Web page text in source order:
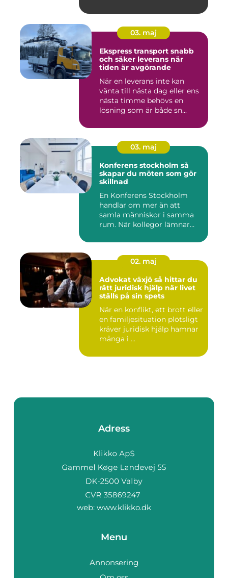
03. maj
Ekspress transport snabb
och säker leverans när
tiden är avgörande
När en leverans inte kan
vänta till nästa dag eller ens
nästa timme behövs en
lösning som är både sn...
03. maj
Konferens stockholm så
skapar du möten som gör
skillnad
En Konferens Stockholm
handlar om mer än att
samla människor i samma
rum. När kollegor lämnar
02. maj
Advokat växjö så hittar du
rätt juridisk hjälp när livet
ställs på sin spets
När en konflikt, ett brott eller
en familjesituation plötsligt
kräver juridisk hjälp hamnar
många i ...
Adress
web: www.klikko.dk
Menu
Annonsering